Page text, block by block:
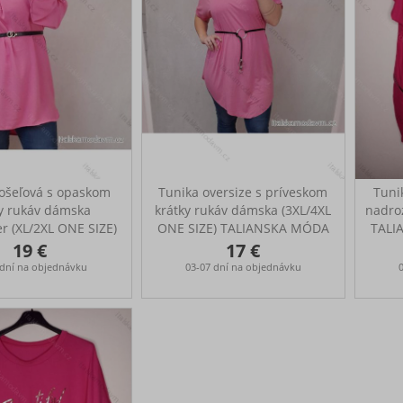
s opaskom
rukáv dámska
(XL/2XL ONE SIZE)
MÓDA IMJ22008
tunika s páskem
cm, délka: 97 cm
19 €
na objednávku
Tunika oversize s príveskom
krátky rukáv dámska (3XL/4XL
ONE SIZE) TALIANSKA MÓDA
IMJ220121
Tunika s přívěskem Rozměry:
90 cm
17 €
03-07 dní na objednávku